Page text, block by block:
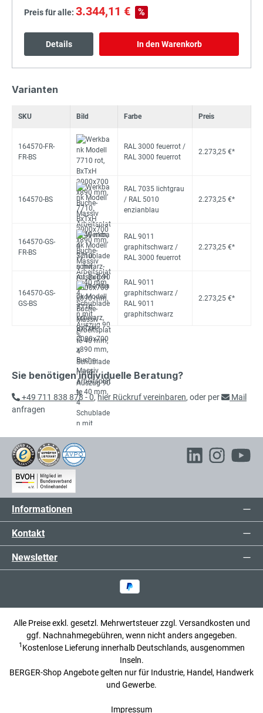
Preis für alle: 3.344,11 € %
Details In den Warenkorb
Varianten
SKU Bild Farbe Preis
164570-FR-
FR-BS
RAL 3000 feuerrot /
RAL 3000 feuerrot
2.273,25 €*
164570-BS
RAL 7035 lichtgrau
/ RAL 5010
enzianblau
2.273,25 €*
164570-GS-
FR-BS
RAL 9011
graphitschwarz /
RAL 3000 feuerrot
2.273,25 €*
164570-GS-
GS-BS
RAL 9011
graphitschwarz /
RAL 9011
graphitschwarz
2.273,25 €*
Sie benötigen individuelle Beratung?
+49 711 838 878 - 0,hier Rückruf vereinbaren, oder per
Mail
anfragen
Informationen
Kontakt
Newsletter
Alle Preise exkl. gesetzl. Mehrwertsteuer zzgl. Versandkosten und
ggf. Nachnahmegebühren, wenn nicht anders angegeben.
1 Kostenlose Lieferung innerhalb Deutschlands, ausgenommen
Inseln.
BERGER-Shop Angebote gelten nur für Industrie, Handel, Handwerk
und Gewerbe.
Impressum